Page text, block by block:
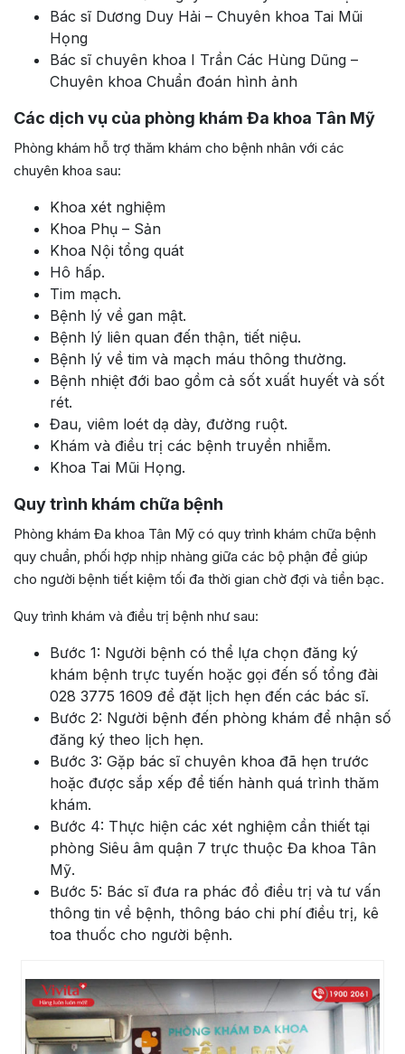
Bác sĩ Dương Duy Hải – Chuyên khoa Tai Mũi
Họng
Bác sĩ chuyên khoa I Trần Các Hùng Dũng –
Chuyên khoa Chuẩn đoán hình ảnh
Các dịch vụ của phòng khám Đa khoa Tân Mỹ
Phòng khám hỗ trợ thăm khám cho bệnh nhân với các
chuyên khoa sau:
Khoa xét nghiệm
Khoa Phụ – Sản
Khoa Nội tổng quát
Hô hấp.
Tim mạch.
Bệnh lý về gan mật.
Bệnh lý liên quan đến thận, tiết niệu.
Bệnh lý về tim và mạch máu thông thường.
Bệnh nhiệt đới bao gồm cả sốt xuất huyết và sốt
rét.
Đau, viêm loét dạ dày, đường ruột.
Khám và điều trị các bệnh truyền nhiễm.
Khoa Tai Mũi Họng.
Quy trình khám chữa bệnh
Phòng khám Đa khoa Tân Mỹ có quy trình khám chữa bệnh
quy chuẩn, phối hợp nhịp nhàng giữa các bộ phận để giúp
cho người bệnh tiết kiệm tối đa thời gian chờ đợi và tiền bạc.
Quy trình khám và điều trị bệnh như sau:
Bước 1: Người bệnh có thể lựa chọn đăng ký
khám bệnh trực tuyến hoặc gọi đến số tổng đài
028 3775 1609 để đặt lịch hẹn đến các bác sĩ.
Bước 2: Người bệnh đến phòng khám để nhận số
đăng ký theo lịch hẹn.
Bước 3: Gặp bác sĩ chuyên khoa đã hẹn trước
hoặc được sắp xếp để tiến hành quá trình thăm
khám.
Bước 4: Thực hiện các xét nghiệm cần thiết tại
phòng Siêu âm quận 7 trực thuộc Đa khoa Tân
Mỹ.
Bước 5: Bác sĩ đưa ra phác đồ điều trị và tư vấn
thông tin về bệnh, thông báo chi phí điều trị, kê
toa thuốc cho người bệnh.